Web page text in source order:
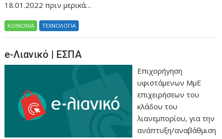
18.01.2022 πριν μερικά…
ΚΟΙΝΩΝΙΑ ΤΕΧΝΟΛΟΓΙΑ
e-Λιανικό | ΕΣΠΑ
Επιχορήγηση
υφιστάμενων ΜμΕ
επιχειρήσεων του
κλάδου του
λιανεμπορίου, για την
ανάπτυξη/αναβάθμιση